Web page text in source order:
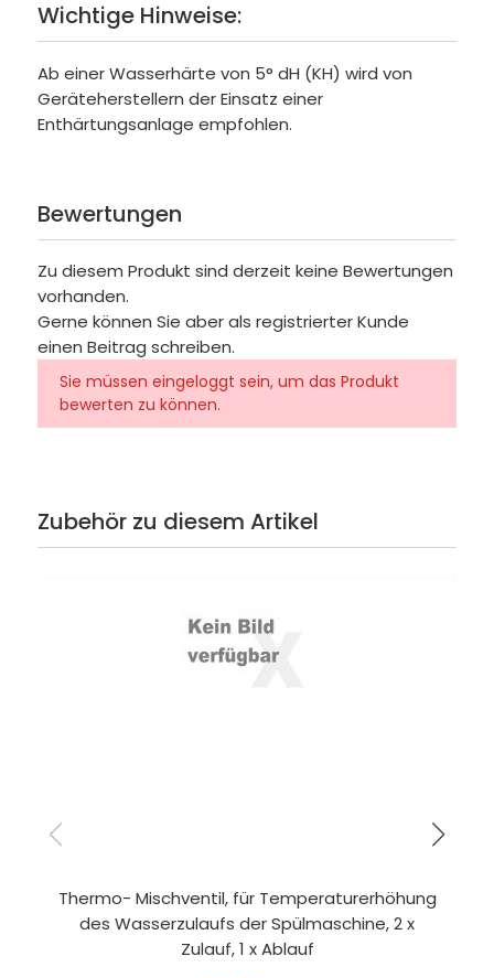
Wichtige Hinweise:
Ab einer Wasserhärte von 5° dH (KH) wird von
Geräteherstellern der Einsatz einer
Enthärtungsanlage empfohlen.
Bewertungen
Zu diesem Produkt sind derzeit keine Bewertungen
vorhanden.
Gerne können Sie aber als registrierter Kunde
einen Beitrag schreiben.
Sie müssen eingeloggt sein, um das Produkt
bewerten zu können.
Zubehör zu diesem Artikel
Thermo- Mischventil, für Temperaturerhöhung
des Wasserzulaufs der Spülmaschine, 2 x
Zulauf, 1 x Ablauf